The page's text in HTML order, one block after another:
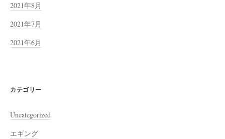
2021年8月
2021年7月
2021年6月
カテゴリー
Uncategorized
エギング